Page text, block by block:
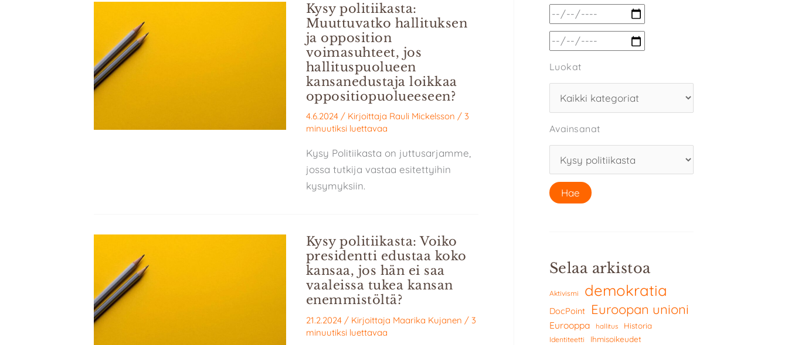
Kysy politiikasta:
Muuttuvatko hallituksen
ja opposition
voimasuhteet, jos
hallituspuolueen
kansanedustaja loikkaa
oppositiopuolueeseen?
4.6.2024 / Kirjoittaja Rauli Mickelsson / 3
minuutiksi luettavaa
Kysy Politiikasta on juttusarjamme,
jossa tutkija vastaa esitettyihin
kysymyksiin.
Kysy politiikasta: Voiko
presidentti edustaa koko
kansaa, jos hän ei saa
vaaleissa tukea kansan
enemmistöltä?
21.2.2024 / Kirjoittaja Maarika Kujanen / 3
minuutiksi luettavaa
Luokat
Avainsanat
Selaa arkistoa
Aktivismi demokratia
DocPoint Euroopan unioni
Eurooppa hallitus Historia
Identiteetti Ihmisoikeudet